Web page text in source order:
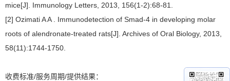
mice[J]. Immunology Letters, 2013, 156(1-2):68-81.
[2] Ozimati A A . Immunodetection of Smad-4 in developing molar
roots of alendronate-treated rats[J]. Archives of Oral Biology, 2013,
58(11):1744-1750.
收费标准/服务周期/提供结果：